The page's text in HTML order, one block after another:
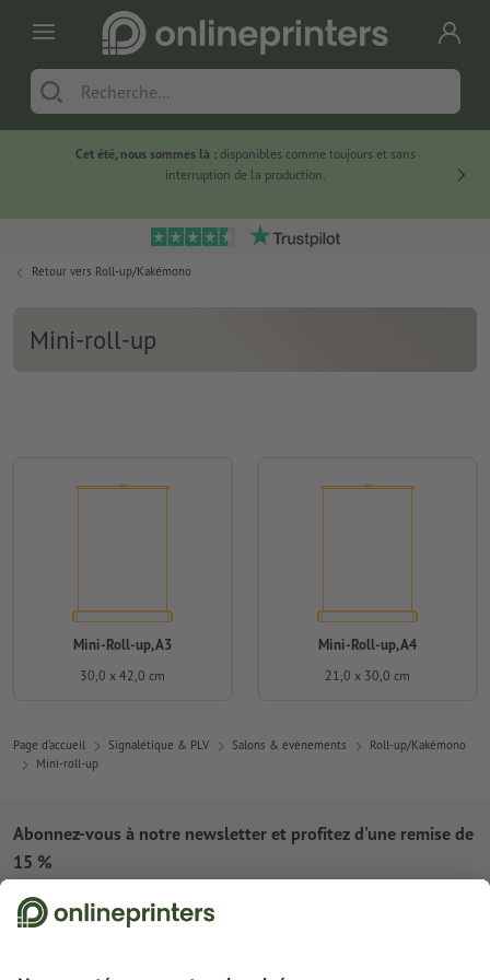
Cet été, nous sommes là :disponibles comme toujours et sans
interruption de la production.
Retour vers Roll-up/Kakémono
Mini-roll-up
Mini-Roll-up, A3
30,0 x 42,0 cm
Mini-Roll-up, A4
21,0 x 30,0 cm
Page d'accueil Signalétique & PLV Salons & évènements
Roll-up/Kakémono
Mini-roll-up
À propos de nous
Abonnez-vous à notre newsletter et profitez d'une remise de
15 %